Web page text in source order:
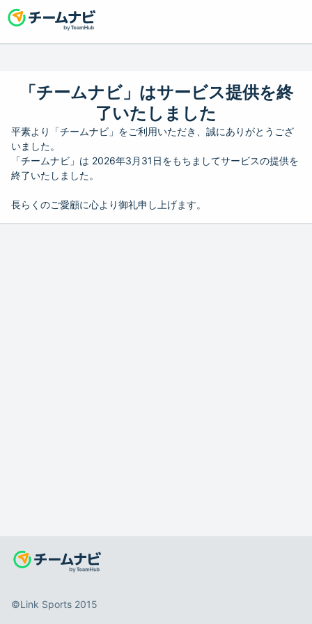
「チームナビ」はサービス提供を終
了いたしました
平素より「チームナビ」をご利用いただき、誠にありがとうござ
いました。
「チームナビ」は 2026年3月31日をもちましてサービスの提供を
終了いたしました。
長らくのご愛顧に心より御礼申し上げます。
©️Link Sports 2015